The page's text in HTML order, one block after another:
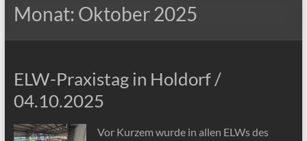
Monat: Oktober 2025
ELW-Praxistag in Holdorf /
04.10.2025
Vor Kurzem wurde in allen ELWs des